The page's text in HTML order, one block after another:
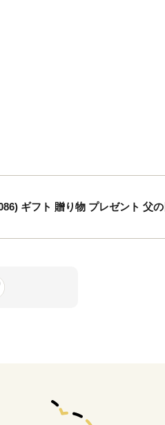
ギフト 贈り物 プレゼント 父